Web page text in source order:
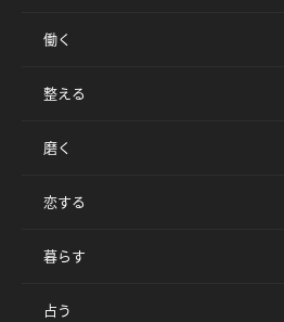
働く
整える
磨く
恋する
暮らす
占う